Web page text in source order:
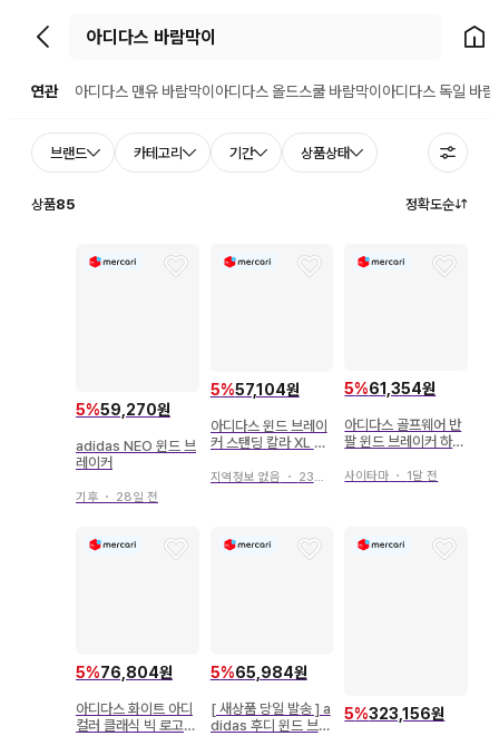
뒤로가기 홈으
연관 아디다스 맨유 바람막이 아디다스 올드스쿨 바람막이 아디다스 독일 바
브랜드 카테고리 기간 상품상태
상품85 정확도순
5%59,270원
adidas NEO 윈드 브
레이커
기후 ・ 28일 전
5%57,104원
아디다스 윈드 브레이
커 스탠딩 칼라 XL 복
닝
지역정보 없음 ・ 23일 전
5%61,354원
아디다스 골프웨어 반
팔 윈드 브레이커 하프
사이타마 ・ 1달 전
5%76,804원
아디다스 화이트 아디
컬러 클래식 빅 로고
5%65,984원
[ 새상품 당일 발송 ] a
didas 후디 윈드 브레
5%323,156원